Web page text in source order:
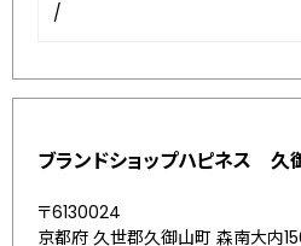
/
ブランドショップハピネス 久
〒6130024
京都府 久世郡久御山町 森南大内